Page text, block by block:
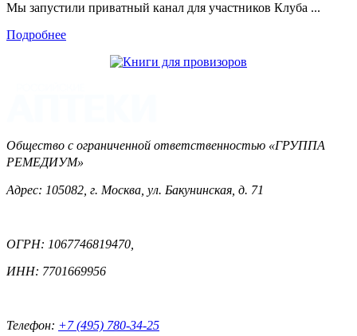
Мы запустили приватный канал для участников Клуба ...
Подробнее
Общество с ограниченной ответственностью «ГРУППА
РЕМЕДИУМ»
Адрес: 105082, г. Москва, ул. Бакунинская, д. 71
ОГРН: 1067746819470,
ИНН: 7701669956
Телефон: +7 (495) 780-34-25